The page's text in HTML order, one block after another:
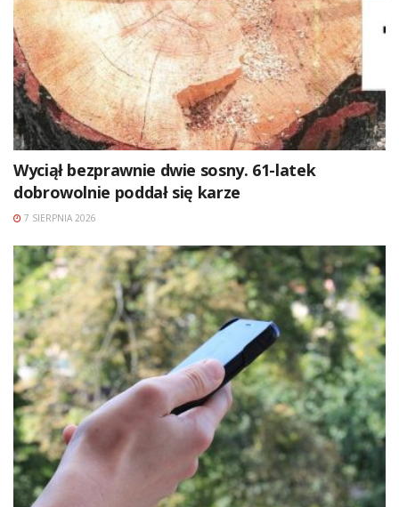
Wyciął bezprawnie dwie sosny. 61-latek
dobrowolnie poddał się karze
7 SIERPNIA 2026